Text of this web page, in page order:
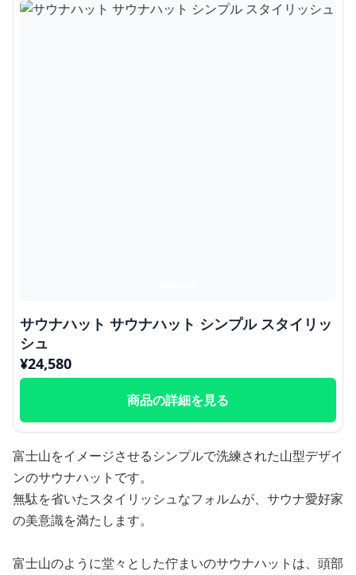
サウナハット サウナハット シンプル スタイリッ
シュ
¥24,580
商品の詳細を見る
富士山をイメージさせるシンプルで洗練された山型デザイ
ンのサウナハットです。
無駄を省いたスタイリッシュなフォルムが、サウナ愛好家
の美意識を満たします。
富士山のように堂々とした佇まいのサウナハットは、頭部